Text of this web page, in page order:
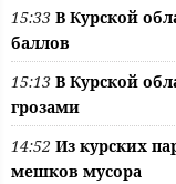
15:33 В Курской
баллов
15:13 В Курской
грозами
14:52 Из курских
мешков мусора